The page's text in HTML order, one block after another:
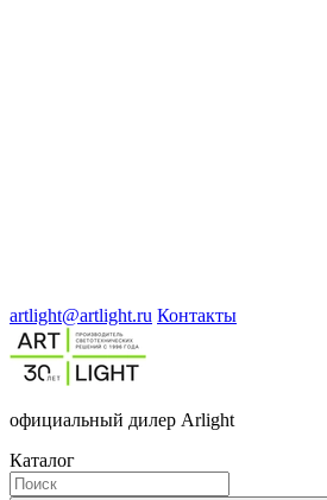
artlight@artlight.ru Контакты
официальный дилер Arlight
Каталог